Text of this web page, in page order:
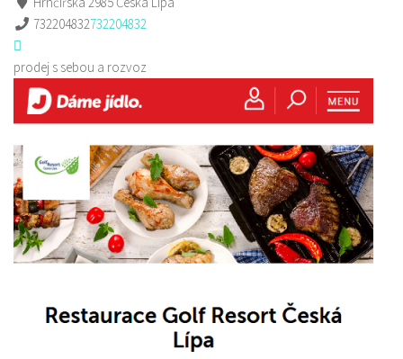
732204832732204832
prodej s sebou a rozvoz